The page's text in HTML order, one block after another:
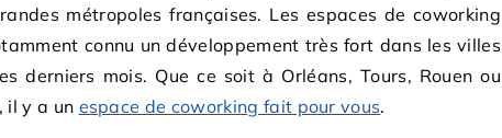
métropoles françaises. Les espaces de coworking
connu un développement très fort dans les villes
derniers mois. Que ce soit à Orléans, Tours, Rouen ou
il y a un espace de coworking fait pour vous.